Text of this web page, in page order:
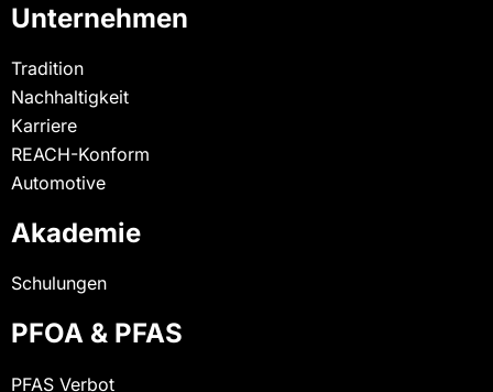
Unternehmen
Tradition
Nachhaltigkeit
Karriere
REACH-Konform
Automotive
Akademie
Schulungen
PFOA & PFAS
PFAS Verbot